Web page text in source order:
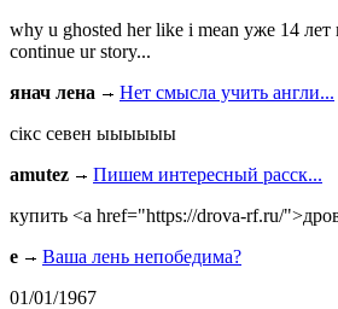
why u ghosted her like i mean уже 14
continue ur story...
янач лена
Нет смысла учить англи...
сiкс севен ыыыыыы
amutez
Пишем интересный расск...
купить <a href="https://drova-rf.ru/
e
Ваша лень непобедима?
01/01/1967